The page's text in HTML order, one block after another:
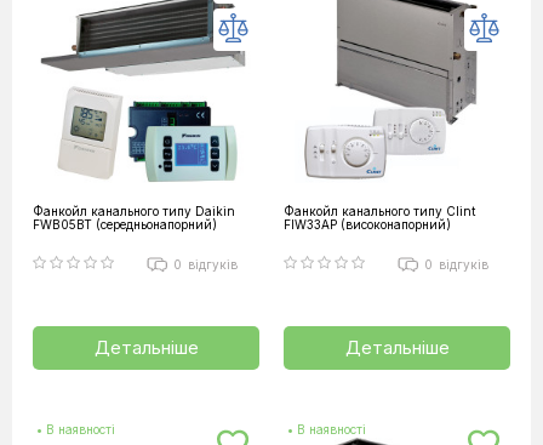
Фанкойл канального типу Daikin
FWB05BT (середньонапорний)
0 відгуків
Детальніше
Фанкойл канального типу Clint
FIW33AP (високонапорний)
0 відгуків
Детальніше
• В наявності • В наявності